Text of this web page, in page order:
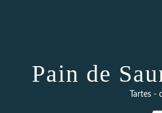
Pain de
Tartes -